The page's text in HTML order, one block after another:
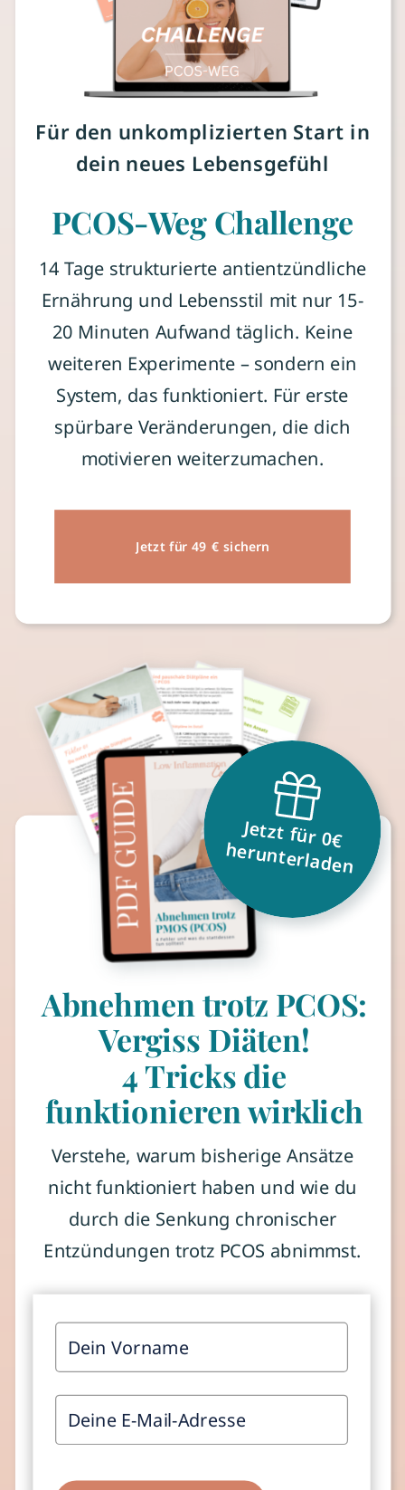
Für den unkomplizierten Start in
dein neues Lebensgefühl
PCOS-Weg Challenge
14 Tage strukturierte antientzündliche
Ernährung und Lebensstil mit nur 15-
20 Minuten Aufwand täglich. Keine
weiteren Experimente – sondern ein
System, das funktioniert. Für erste
spürbare Veränderungen, die dich
motivieren weiterzumachen.
Jetzt für 49 € sichern
Abnehmen trotz PCOS:
Vergiss Diäten!
4 Tricks die
funktionieren wirklich
Verstehe, warum bisherige Ansätze
nicht funktioniert haben und wie du
durch die Senkung chronischer
Entzündungen trotz PCOS abnimmst.
Jetzt für 0€
herunterladen